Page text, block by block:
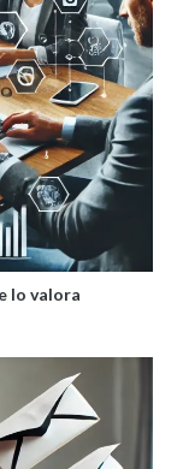
lo valora